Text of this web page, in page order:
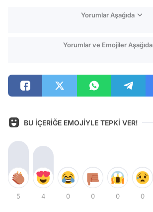
Yorumlar Aşağıda
Yorumlar ve Emojiler Aşağıda
BU İÇERİĞE EMOJİYLE TEPKİ VER!
5 4 0 0 0 0